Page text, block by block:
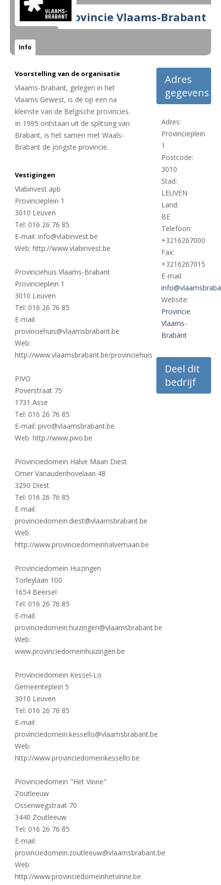
Provincie Vlaams-Brabant
Info
Voorstelling van de organisatie
Vlaams-Brabant, gelegen in het
Vlaams Gewest, is de op een na
kleinste van de Belgische provincies.
In 1995 ontstaan uit de splitsing van
Brabant, is het samen met Waals-
Brabant de jongste provincie.
Vestigingen
Vlabinvest apb
Provincieplein 1
3010 Leuven
Tel: 016 26 76 85
E-mail: info@vlabinvest.be
Web: http://www.vlabinvest.be
Provinciehuis Vlaams-Brabant
Provincieplein 1
3010 Leuven
Tel: 016 26 76 85
E-mail:
provinciehuis@vlaamsbrabant.be
Web:
http://www.vlaamsbrabant.be/provinciehuis
PIVO
Poverstraat 75
1731 Asse
Tel: 016 26 76 85
E-mail: pivo@vlaamsbrabant.be
Web: http://www.pivo.be
Provinciedomein Halve Maan Diest
Omer Vanaudenhovelaan 48
3290 Diest
Tel: 016 26 76 85
E-mail:
provinciedomein.diest@vlaamsbrabant.be
Web:
http://www.provinciedomeinhalvemaan.be
Provinciedomein Huizingen
Torleylaan 100
1654 Beersel
Tel: 016 26 76 85
E-mail:
provinciedomein.huizingen@vlaamsbrabant.be
Web:
www.provinciedomeinhuizingen.be
Provinciedomein Kessel-Lo
Gemeenteplein 5
3010 Leuven
Tel: 016 26 76 85
E-mail:
provinciedomein.kessello@vlaamsbrabant.be
Web:
http://www.provinciedomeinkessello.be
Provinciedomein "Het Vinne"
Zoutleeuw
Ossenwegstraat 70
3440 Zoutleeuw
Tel: 016 26 76 85
E-mail:
provinciedomein.zoutleeuw@vlaamsbrabant.be
Web:
http://www.provinciedomeinhetvinne.be
Adres
gegevens
Adres:
Provincieplein
1
Postcode:
3010
Stad:
LEUVEN
Land:
BE
Telefoon:
+3216267000
Fax:
+3216267015
E-mail:
Website:
Provincie
Vlaams-
Brabant
Deel dit
bedrijf